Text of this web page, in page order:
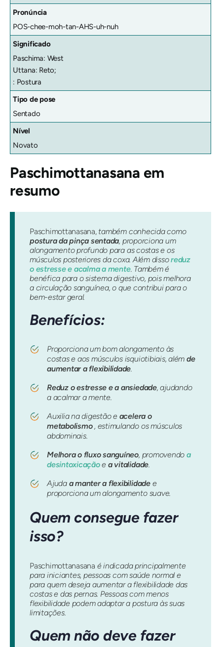
Pronúncia
POS-chee-moh-tan-AHS-uh-nuh
Significado
Paschima: West
Uttana: Reto;
: Postura
Tipo de pose
Sentado
Nível
Novato
Paschimottanasana em
resumo
Paschimottanasana,também conhecida como
postura da pinça sentada, proporciona um
alongamento profundo para as costas e os
músculos posteriores da coxa. Além dissoreduz
o estresse e acalma a mente. Também é
benéfica para o sistema digestivo, pois melhora
a circulação sanguínea, o que contribui para o
bem-estar geral.
Benefícios:
Proporciona um bom alongamento às
costas e aos músculos isquiotibiais, além de
aumentar a flexibilidade.
Reduz o estresse e a ansiedade, ajudando
a acalmar a mente.
Auxilia na digestão e acelera o
metabolismo, estimulando os músculos
abdominais.
Melhora o fluxo sanguíneo, promovendo a
desintoxicaçãoe a vitalidade.
Ajuda a manter a flexibilidadee
proporciona um alongamento suave.
Quem consegue fazer
isso?
Paschimottanasana é indicada principalmente
para iniciantes, pessoas com saúde normal e
para quem deseja aumentar a flexibilidade das
costas e das pernas. Pessoas com menos
flexibilidade podem adaptar a postura às suas
limitações.
Quem não deve fazer